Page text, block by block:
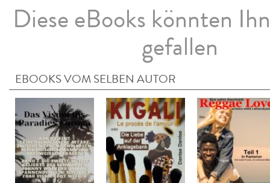
Diese eBooks könnten
gefallen
EBOOKS VOM SELBEN AUTOR